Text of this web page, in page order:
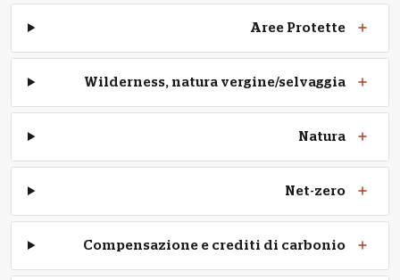
Aree Protette
Wilderness, natura vergine/selvaggia
Natura
Net-zero
Compensazione e crediti di carbonio